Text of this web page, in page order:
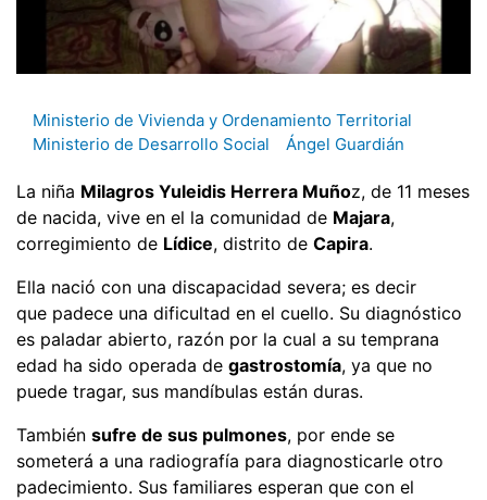
Ministerio de Vivienda y Ordenamiento Territorial
Ministerio de Desarrollo Social
Ángel Guardián
La niña Milagros Yuleidis Herrera Muñoz, de 11 meses
de nacida, vive en el la comunidad de Majara,
corregimiento de Lídice, distrito de Capira.
Ella nació con una discapacidad severa; es decir
que padece una dificultad en el cuello. Su diagnóstico
es paladar abierto, razón por la cual a su temprana
edad ha sido operada de gastrostomía, ya que no
puede tragar, sus mandíbulas están duras.
También sufre de sus pulmones, por ende se
someterá a una radiografía para diagnosticarle otro
padecimiento. Sus familiares esperan que con el